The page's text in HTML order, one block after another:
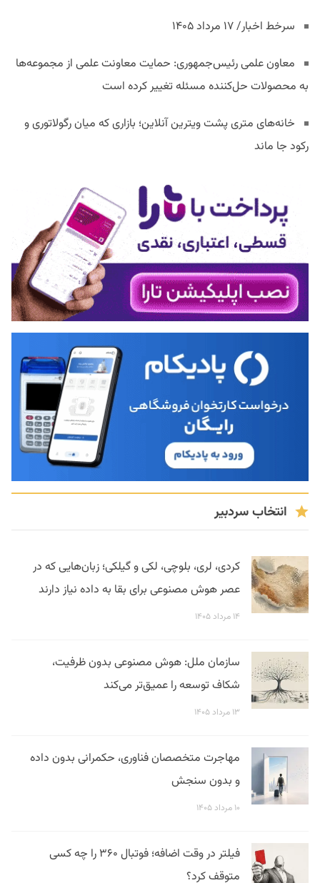
سرخط اخبار/ ۱۷ مرداد ۱۴۰۵
معاون علمی رئیس‌جمهوری: حمایت معاونت علمی از مجموعه‌ها
به محصولات حل‌کننده مسئله تغییر کرده است
خانه‌های متری پشت ویترین آنلاین؛ بازاری که میان رگولاتوری و
رکود جا ماند
انتخاب سردبیر
کردی، لری، بلوچی، لکی و گیلکی؛ زبان‌هایی که در
عصر هوش مصنوعی برای بقا به داده نیاز دارند
۱۴ مرداد ۱۴۰۵
سازمان ملل: هوش مصنوعی بدون ظرفیت،
شکاف توسعه را عمیق‌تر می‌کند
۱۳ مرداد ۱۴۰۵
مهاجرت متخصصان فناوری، حکمرانی بدون داده
و بدون سنجش
۱۰ مرداد ۱۴۰۵
فیلتر در وقت اضافه؛ فوتبال ۳۶۰ را چه کسی
متوقف کرد؟